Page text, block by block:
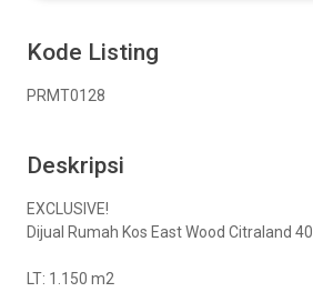
Kode Listing
PRMT0128
Deskripsi
EXCLUSIVE!
Dijual Rumah Kos East Wood Citraland
LT: 1.150 m2